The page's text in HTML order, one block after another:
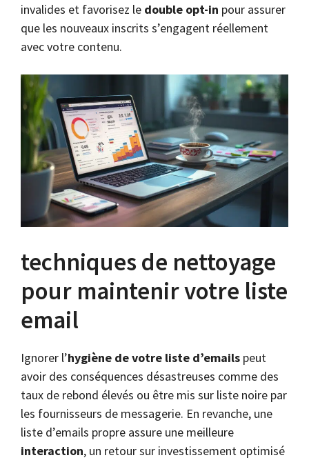
invalides et favorisez le double opt-in pour assurer
que les nouveaux inscrits s’engagent réellement
avec votre contenu.
techniques de nettoyage
pour maintenir votre liste
email
Ignorer l’hygiène de votre liste d’emails peut
avoir des conséquences désastreuses comme des
taux de rebond élevés ou être mis sur liste noire par
les fournisseurs de messagerie. En revanche, une
liste d’emails propre assure une meilleure
interaction, un retour sur investissement optimisé